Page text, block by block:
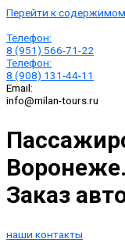
Перейти к
Телефон:
8 (951) 566-71-22
Телефон:
8 (908) 131-44-11
Email:
info@milan-tours.ru
Воронеже.
Заказ
наши контакты